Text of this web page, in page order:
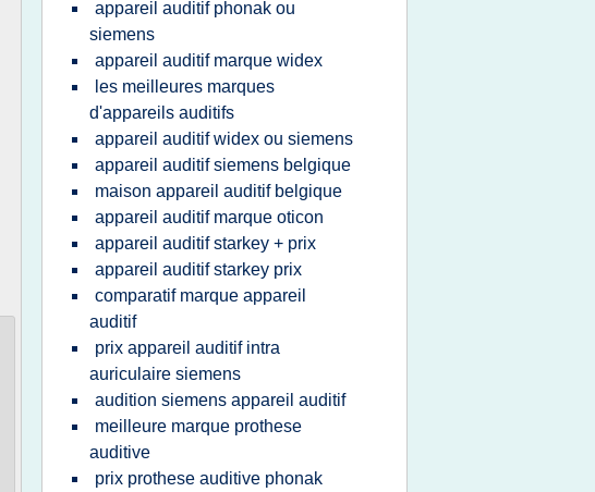
appareil auditif phonak ou
siemens
appareil auditif marque widex
les meilleures marques
d'appareils auditifs
appareil auditif widex ou siemens
appareil auditif siemens belgique
maison appareil auditif belgique
appareil auditif marque oticon
appareil auditif starkey + prix
appareil auditif starkey prix
comparatif marque appareil
auditif
prix appareil auditif intra
auriculaire siemens
audition siemens appareil auditif
meilleure marque prothese
auditive
prix prothese auditive phonak